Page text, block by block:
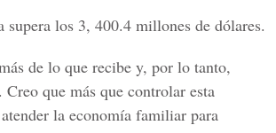
supera los 3, 400.4 millones de dólares.
de lo que recibe y, por lo tanto,
que más que controlar esta
la economía familiar para